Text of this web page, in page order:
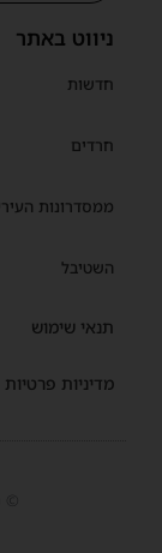
ניווט באתר
חדשות
חרדים
ממסדרונות
השטיבל
תנאי שימוש
מדיניות פרטיות